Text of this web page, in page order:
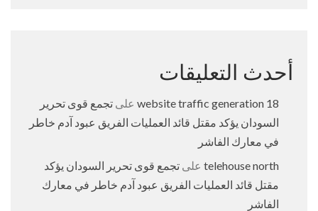
أحدث التعليقات
18 website traffic generation على تجمع قوى تحرير
السودان يؤكد مقتل قائد العمليات الفريق عبود آدم خاطر
في معارك الفاشر
telehouse north على تجمع قوى تحرير السودان يؤكد
مقتل قائد العمليات الفريق عبود آدم خاطر في معارك
الفاشر